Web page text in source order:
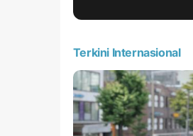
Terkini Internasional